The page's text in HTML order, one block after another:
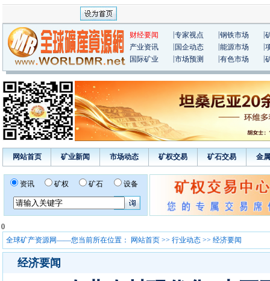
财经要闻 专家视点 钢铁市场
产业资讯
国企动态 能源市场
国际矿业
市场预测 有色市场
网站首页 矿业新闻 市场动态 矿权交易 矿石交易 金
资讯 矿权 矿石 设备
0
全球矿产资源网——您当前所在位置：
网站首页 >> 行业动态 >> 经济要闻
经济要闻